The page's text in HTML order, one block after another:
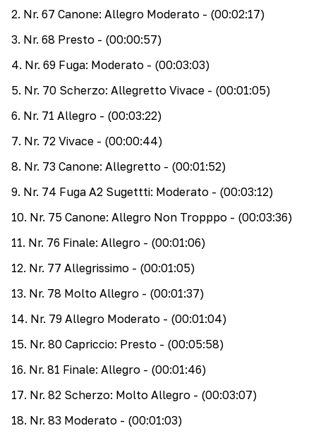
2. Nr. 67 Canone: Allegro Moderato - (00:02:17)
3. Nr. 68 Presto - (00:00:57)
4. Nr. 69 Fuga: Moderato - (00:03:03)
5. Nr. 70 Scherzo: Allegretto Vivace - (00:01:05)
6. Nr. 71 Allegro - (00:03:22)
7. Nr. 72 Vivace - (00:00:44)
8. Nr. 73 Canone: Allegretto - (00:01:52)
9. Nr. 74 Fuga A2 Sugettti: Moderato - (00:03:12)
10. Nr. 75 Canone: Allegro Non Tropppo - (00:03:36)
11. Nr. 76 Finale: Allegro - (00:01:06)
12. Nr. 77 Allegrissimo - (00:01:05)
13. Nr. 78 Molto Allegro - (00:01:37)
14. Nr. 79 Allegro Moderato - (00:01:04)
15. Nr. 80 Capriccio: Presto - (00:05:58)
16. Nr. 81 Finale: Allegro - (00:01:46)
17. Nr. 82 Scherzo: Molto Allegro - (00:03:07)
18. Nr. 83 Moderato - (00:01:03)